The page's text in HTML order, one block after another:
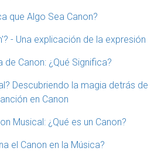
que Algo Sea Canon?
- Una explicación de la expresión
de Canon: ¿Qué Significa?
Descubriendo la magia detrás de
en Canon
Musical: ¿Qué es un Canon?
el Canon en la Música?